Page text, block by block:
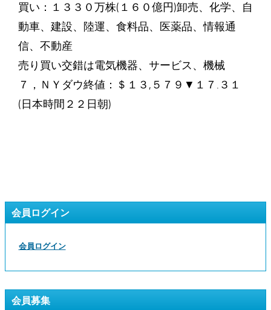
買い：１３３０万株(１６０億円)卸売、化学、自
動車、建設、陸運、食料品、医薬品、情報通
信、不動産
売り買い交錯は電気機器、サービス、機械
７，ＮＹダウ終値：＄１３,５７９▼１７.３１
(日本時間２２日朝)
会員ログイン
会員ログイン
会員募集